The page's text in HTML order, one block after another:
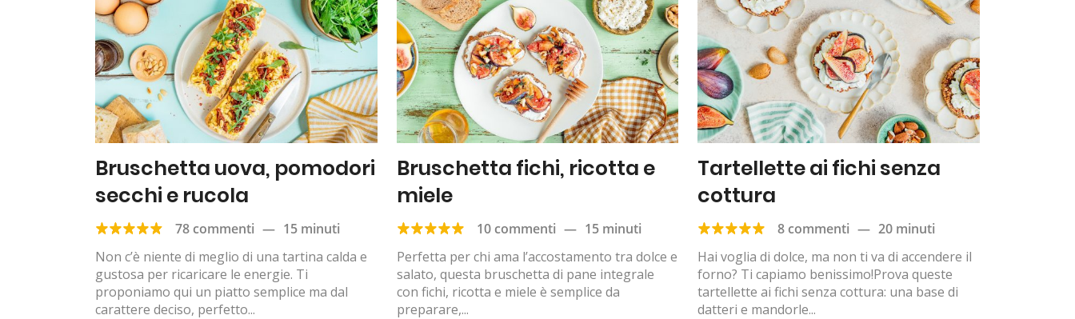
Bruschetta uova, pomodori
secchi e rucola
78 commenti — 15 minuti
Non c’è niente di meglio di una tartina calda e
gustosa per ricaricare le energie. Ti
proponiamo qui un piatto semplice ma dal
carattere deciso, perfetto...
Bruschetta fichi, ricotta e
miele
10 commenti — 15 minuti
Perfetta per chi ama l’accostamento tra dolce e
salato, questa bruschetta di pane integrale
con fichi, ricotta e miele è semplice da
preparare,...
Tartellette ai fichi senza
cottura
8 commenti — 20 minuti
Hai voglia di dolce, ma non ti va di accendere il
forno? Ti capiamo benissimo!Prova queste
tartellette ai fichi senza cottura: una base di
datteri e mandorle...